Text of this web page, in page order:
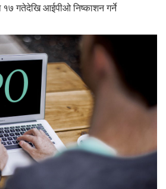
१७ गतेदेखि आईपीओ निष्काशन गर्ने